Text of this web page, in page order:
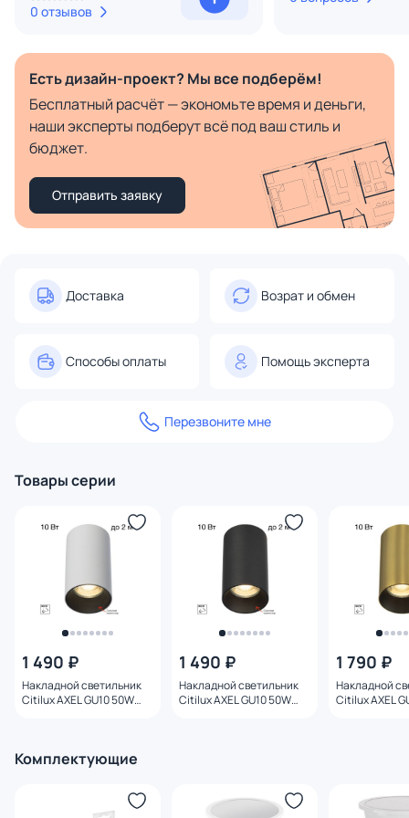
0 отзывов
Есть дизайн-проект? Мы все подберём!
Бесплатный расчёт — экономьте время и деньги,
наши эксперты подберут всё под ваш стиль и
бюджет.
Отправить заявку
Доставка Возрат и обмен
Способы оплаты Помощь эксперта
Перезвоните мне
Товары серии
1 490 ₽
Накладной светильник
Citilux AXEL GU10 50W
1 490 ₽
Накладной светильник
Citilux AXEL GU10 50W
1 790 ₽
Накладной
Citilux AXEL
Комплектующие